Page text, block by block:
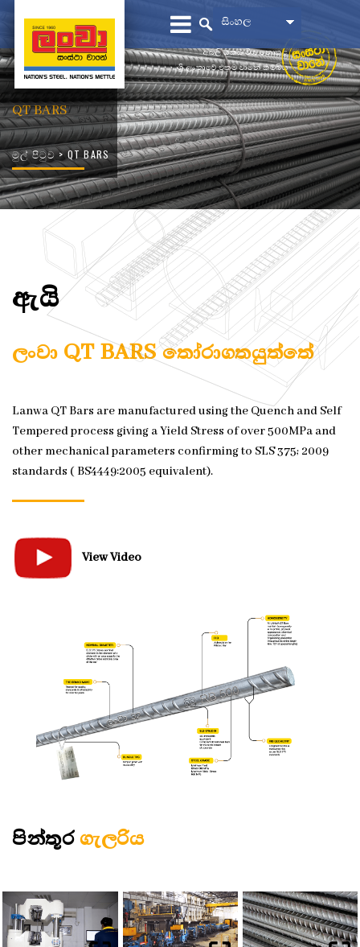
සිංහල
QT BARS
මුල් පිටුව> QT BARS
අබලි යකඩ මිශ්‍ර නොකළ
ශ්‍රී ලංකාවේ එකම වානේ කම්බිය
ඇයි
ලංවා QT BARS තෝරාගතයුත්තේ
Lanwa QT Bars are manufactured using the Quench and Self
Tempered process giving a Yield Stress of over 500MPa and
other mechanical parameters confirming to SLS 375; 2009
standards ( BS4449:2005 equivalent).
View Video
පින්තූරගැලරිය